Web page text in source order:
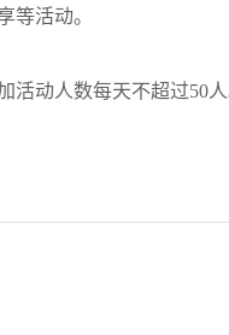
等活动。
动人数每天不超过50人